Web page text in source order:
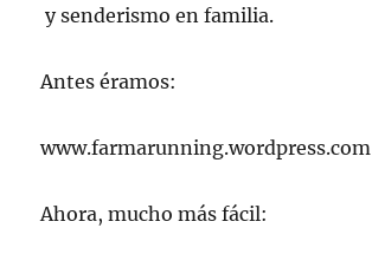
y senderismo en familia.
Antes éramos:
www.farmarunning.wordpress.com
Ahora, mucho más fácil: